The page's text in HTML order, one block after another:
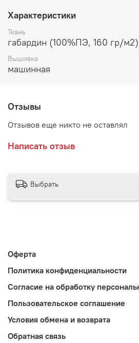
Характеристики
Ткань
габардин (100%ПЭ, 160 гр/м2)
Вышивка
машинная
Отзывы
Отзывов еще никто не оставлял
Написать отзыв
Выбрать
Оферта
Политика конфиденциальности
Согласие на обработку
Пользовательское соглашение
Условия обмена и возврата
Обратная связь